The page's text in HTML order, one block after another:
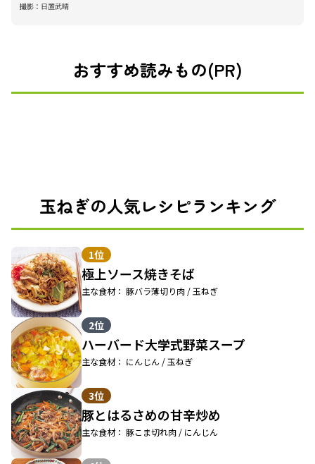
撮影： 日置武晴
おすすめ読みもの(PR)
玉ねぎの人気レシピランキング
1位
極上ソース焼きそば
主な食材： 豚バラ薄切り肉 / 玉ねぎ
2位
ハーバード大学式野菜スープ
主な食材： にんじん / 玉ねぎ
3位
豚とはるさめの甘辛炒め
主な食材： 豚こま切れ肉 / にんじん